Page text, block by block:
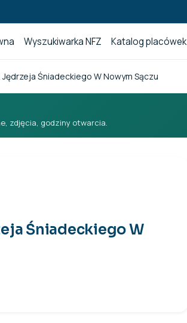
Wyszukiwarka NFZ Katalog placówek
Śniadeckiego W Nowym Sączu
zdjęcia, godziny otwarcia.
Śniadeckiego W